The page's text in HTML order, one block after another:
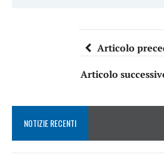
Articolo
Articolo
NOTIZIE RECENTI